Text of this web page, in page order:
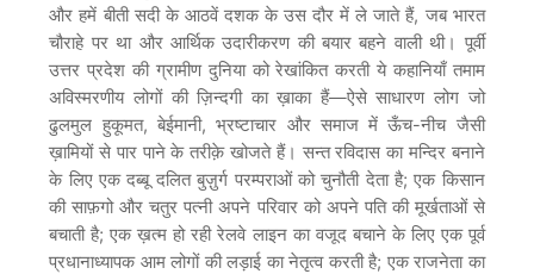
और हमें बीती सदी के आठवें दशक के उस दौर में ले जाते हैं, जब भारत
चौराहे पर था और आर्थिक उदारीकरण की बयार बहने वाली थी। पूर्वी
उत्तर प्रदेश की ग्रामीण दुनिया को रेखांकित करती ये कहानियाँ तमाम
अविस्मरणीय लोगों की ज़िन्दगी का ख़ाका हैं—ऐसे साधारण लोग जो
ढुलमुल हुकूमत, बेईमानी, भ्रष्टाचार और समाज में ऊँच-नीच जैसी
ख़ामियों से पार पाने के तरीक़े खोजते हैं। सन्त रविदास का मन्दिर बनाने
के लिए एक दब्बू दलित बुज़ुर्ग परम्पराओं को चुनौती देता है; एक किसान
की साफ़गो और चतुर पत्नी अपने परिवार को अपने पति की मूर्खताओं से
बचाती है; एक ख़त्म हो रही रेलवे लाइन का वजूद बचाने के लिए एक पूर्व
प्रधानाध्यापक आम लोगों की लड़ाई का नेतृत्व करती है; एक राजनेता का